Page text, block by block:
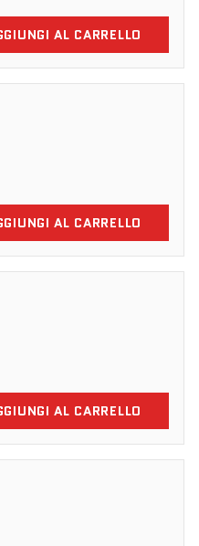
AL CARRELLO
AL CARRELLO
AL CARRELLO